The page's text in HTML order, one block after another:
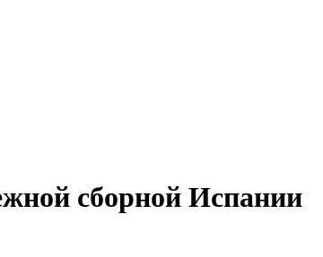
сборной Испании